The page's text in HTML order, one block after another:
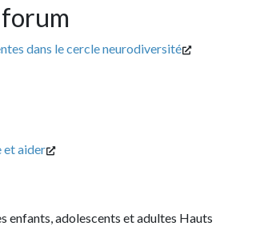
le cercle neurodiversité
adolescents et adultes Hauts